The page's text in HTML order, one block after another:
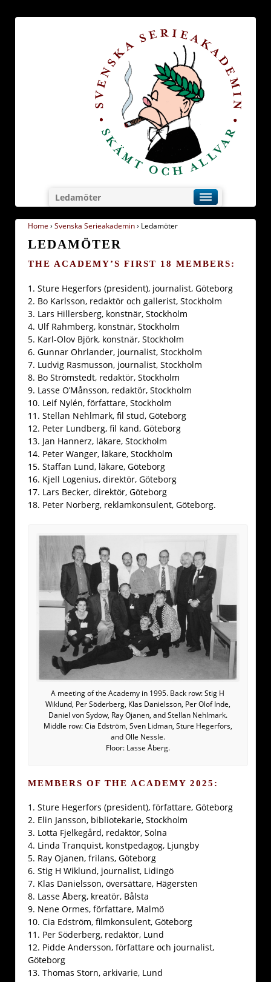
Ledamöter
Home › Svenska Serieakademin› Ledamöter
LEDAMÖTER
THE ACADEMY’S FIRST 18 MEMBERS:
1. Sture Hegerfors (president), journalist, Göteborg
2. Bo Karlsson, redaktör och gallerist, Stockholm
3. Lars Hillersberg, konstnär, Stockholm
4. Ulf Rahmberg, konstnär, Stockholm
5. Karl-Olov Björk, konstnär, Stockholm
6. Gunnar Ohrlander, journalist, Stockholm
7. Ludvig Rasmusson, journalist, Stockholm
8. Bo Strömstedt, redaktör, Stockholm
9. Lasse O’Månsson, redaktör, Stockholm
10. Leif Nylén, författare, Stockholm
11. Stellan Nehlmark, fil stud, Göteborg
12. Peter Lundberg, fil kand, Göteborg
13. Jan Hannerz, läkare, Stockholm
14. Peter Wanger, läkare, Stockholm
15. Staffan Lund, läkare, Göteborg
16. Kjell Logenius, direktör, Göteborg
17. Lars Becker, direktör, Göteborg
18. Peter Norberg, reklamkonsulent, Göteborg.
A meeting of the Academy in 1995. Back row: Stig H
Wiklund, Per Söderberg, Klas Danielsson, Per Olof Inde,
Daniel von Sydow, Ray Ojanen, and Stellan Nehlmark.
Middle row: Cia Edström, Sven Lidman, Sture Hegerfors,
and Olle Nessle.
Floor: Lasse Åberg.
MEMBERS OF THE ACADEMY 2025:
1. Sture Hegerfors (president), författare, Göteborg
2. Elin Jansson, bibliotekarie, Stockholm
3. Lotta Fjelkegård, redaktör, Solna
4. Linda Tranquist, konstpedagog, Ljungby
5. Ray Ojanen, frilans, Göteborg
6. Stig H Wiklund, journalist, Lidingö
7. Klas Danielsson, översättare, Hägersten
8. Lasse Åberg, kreatör, Bålsta
9. Nene Ormes, författare, Malmö
10. Cia Edström, filmkonsulent, Göteborg
11. Per Söderberg, redaktör, Lund
12. Pidde Andersson, författare och journalist,
Göteborg
13. Thomas Storn, arkivarie, Lund